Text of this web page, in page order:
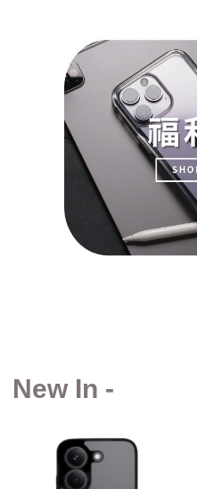
New In -